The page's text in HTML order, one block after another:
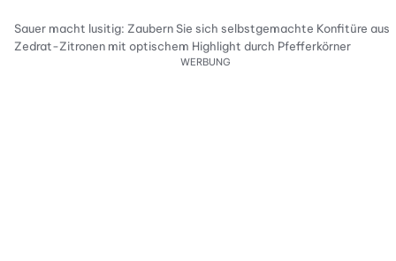
Sauer macht lusitig: Zaubern Sie sich selbstgemachte Konfitüre aus
Zedrat-Zitronen mit optischem Highlight durch Pfefferkörner
WERBUNG